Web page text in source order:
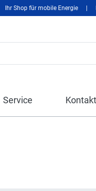
Ihr Shop für mobile Energie
Service Kontakt